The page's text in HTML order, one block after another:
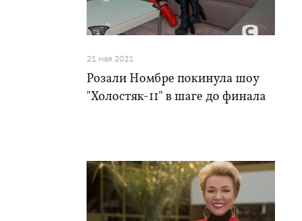
21 мая 2021
Розали Номбре покинула шоу
"Холостяк-11" в шаге до финала